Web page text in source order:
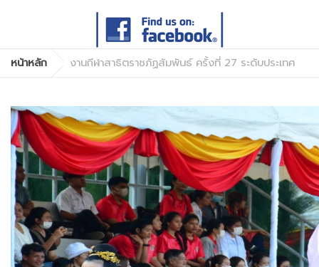
หน้าหลัก งานกีฬาสาธิตราชภัฏสัมพันธ์ ครั้งที่ 27 ระดับประเทศ